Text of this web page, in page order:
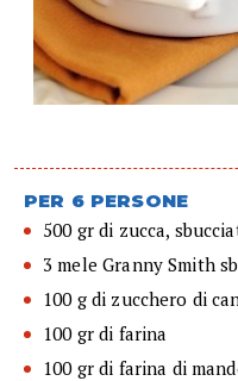
PER 6 PERSONE
500 gr di zucca,
3 mele Granny Smith
100 g di zucchero di
100 gr di farina
100 gr di farina di